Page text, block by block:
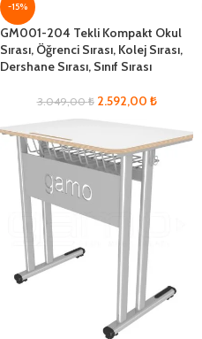
-15%
GM001-204 Tekli Kompakt Okul
Sırası, Öğrenci Sırası, Kolej Sırası,
Dershane Sırası, Sınıf Sırası
3.049,00₺ 2.592,00 ₺